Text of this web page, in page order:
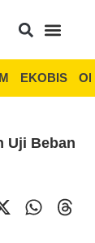
EKOBIS
Uji Beban